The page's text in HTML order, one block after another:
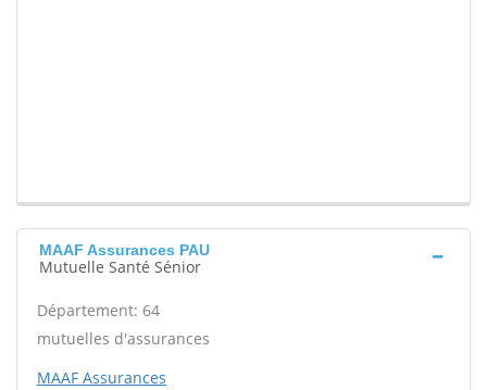
MAAF Assurances PAU
Mutuelle Santé Sénior
Département: 64
mutuelles d'assurances
MAAF Assurances